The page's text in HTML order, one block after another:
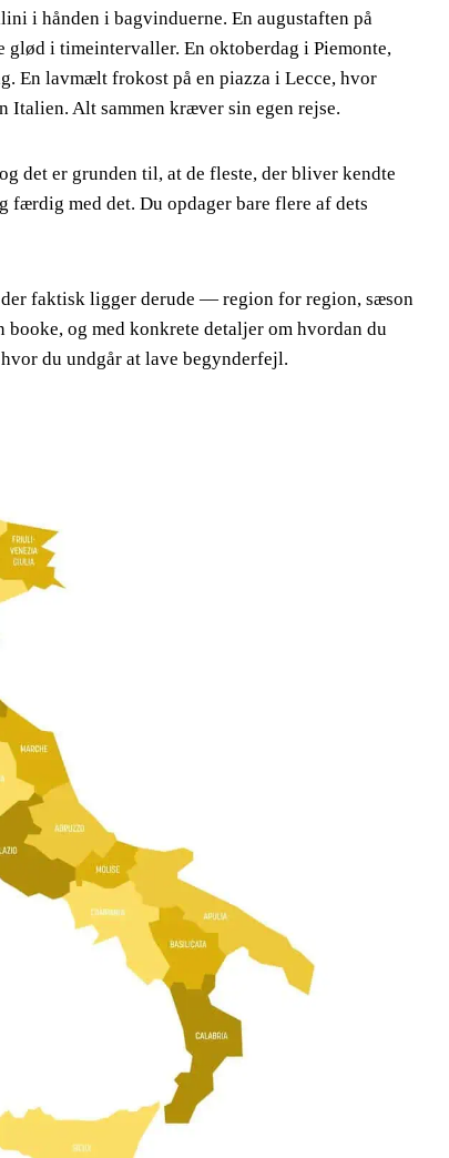
i hånden i bagvinduerne. En augustaften på
i timeintervaller. En oktoberdag i Piemonte,
En lavmælt frokost på en piazza i Lecce, hvor
Italien. Alt sammen kræver sin egen rejse.
det er grunden til, at de fleste, der bliver kendte
færdig med det. Du opdager bare flere af dets
faktisk ligger derude — region for region, sæson
og med konkrete detaljer om hvordan du
du undgår at lave begynderfejl.